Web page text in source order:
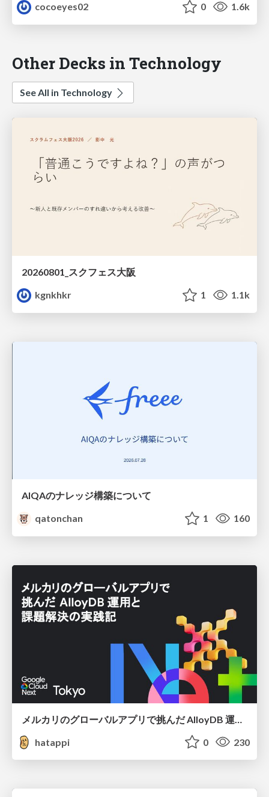
cocoeyes02
0 1.6k
Other Decks in Technology
See All in Technology
20260801_スクフェス大阪
kgnkhkr
1 1.1k
AIQAのナレッジ構築について
qatonchan
1 160
hatappi
0 230